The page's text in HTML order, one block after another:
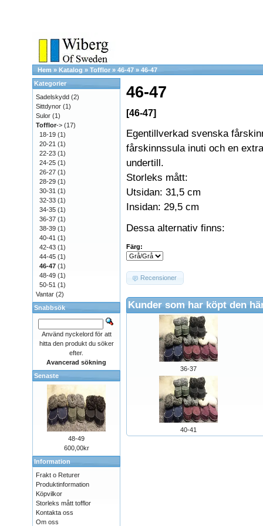
Hem » Katalog » Tofflor » 46-47 » 46-47
46-47
[46-47]
Egentillverkad svenska
fårskinnssula inuti och en
undertill.
Storleks mått:
Utsidan: 31,5 cm
Insidan: 29,5 cm
Dessa alternativ finns:
Färg:
Recensioner
Kunder som har köpt den
36-37
40-41
Kategorier
Sadelskydd (2)
Sittdynor (1)
Sulor (1)
Tofflor-> (17)
18-19 (1)
20-21 (1)
22-23 (1)
24-25 (1)
26-27 (1)
28-29 (1)
30-31 (1)
32-33 (1)
34-35 (1)
36-37 (1)
38-39 (1)
40-41 (1)
42-43 (1)
44-45 (1)
46-47 (1)
48-49 (1)
50-51 (1)
Vantar (2)
Snabbsök
Använd nyckelord för att
hitta den produkt du söker
efter.
Avancerad sökning
Senaste
48-49
600,00kr
Information
Frakt o Returer
Produktinformation
Köpvilkor
Storleks mått tofflor
Kontakta oss
Om oss